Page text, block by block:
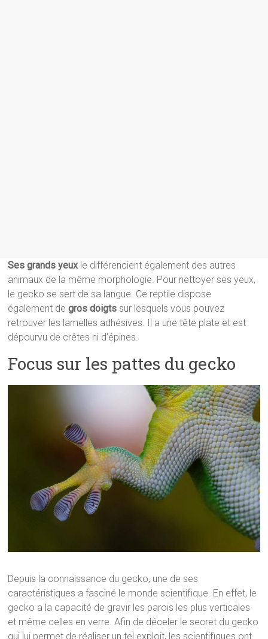
Ses grands yeuxle différencient également des autres
animaux de la même morphologie. Pour nettoyer ses yeux,
le gecko se sert de sa langue. Ce reptile dispose
également degros doigts sur lesquels vous pouvez
retrouver les lamelles adhésives. Il a une tête plate et est
dépourvu de crêtes ni d’épines.
Focus sur les pattes du gecko
Depuis la connaissance du gecko, une de ses
caractéristiques a fasciné le monde scientifique. En effet, le
gecko a la capacité de gravir les parois les plus verticales
et même celles en verre. Afin de déceler le secret du gecko
qui lui permet de réaliser un tel exploit, les scientifiques ont